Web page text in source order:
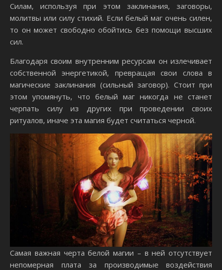
Силам, используя при этом заклинания, заговоры,
молитвы или силу стихий. Если белый маг очень силен,
то он может свободно обойтись без помощи высших
сил.
Благодаря своим внутренним ресурсам он излечивает
собственной энергетикой, превращая свои слова в
магические заклинания (сильный заговор). Стоит при
этом упомянуть, что белый маг никогда не станет
черпать силу из других при проведении своих
ритуалов, иначе эта магия будет считаться черной.
Самая важная черта белой магии – в ней отсутствует
непомерная плата за производимые воздействия